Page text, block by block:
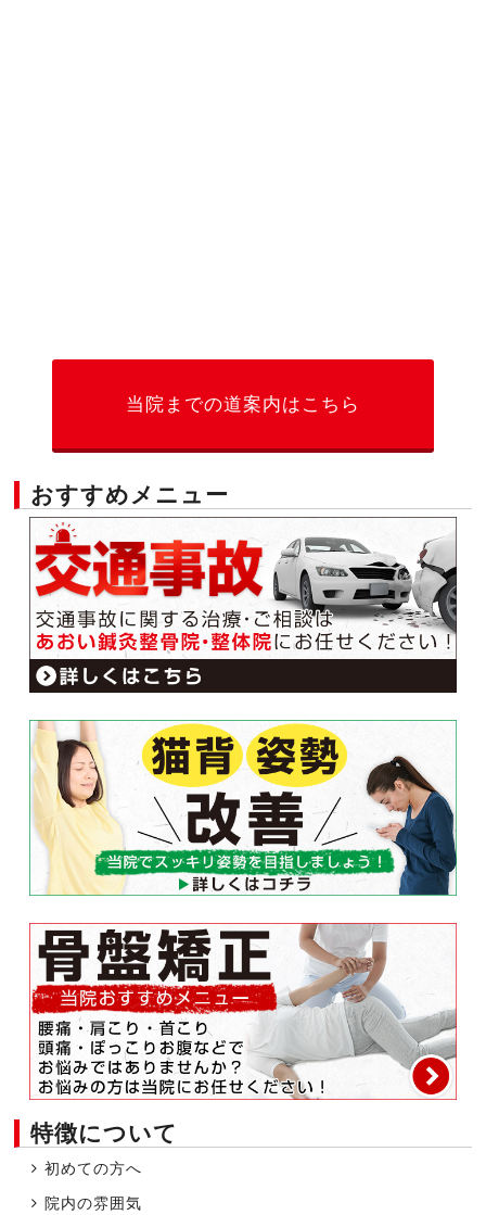
当院までの道案内はこちら
おすすめメニュー
特徴について
初めての方へ
院内の雰囲気